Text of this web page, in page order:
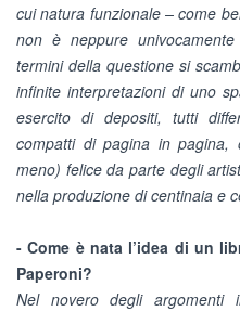
cui natura funzionale – come
non è neppure
termini della questione si
infinite interpretazioni di uno
esercito di depositi, tutti
compatti di pagina in
meno) felice da parte degli
nella produzione di centinaia e
- Come è nata l’idea di un
Paperoni?
Nel novero degli argomenti